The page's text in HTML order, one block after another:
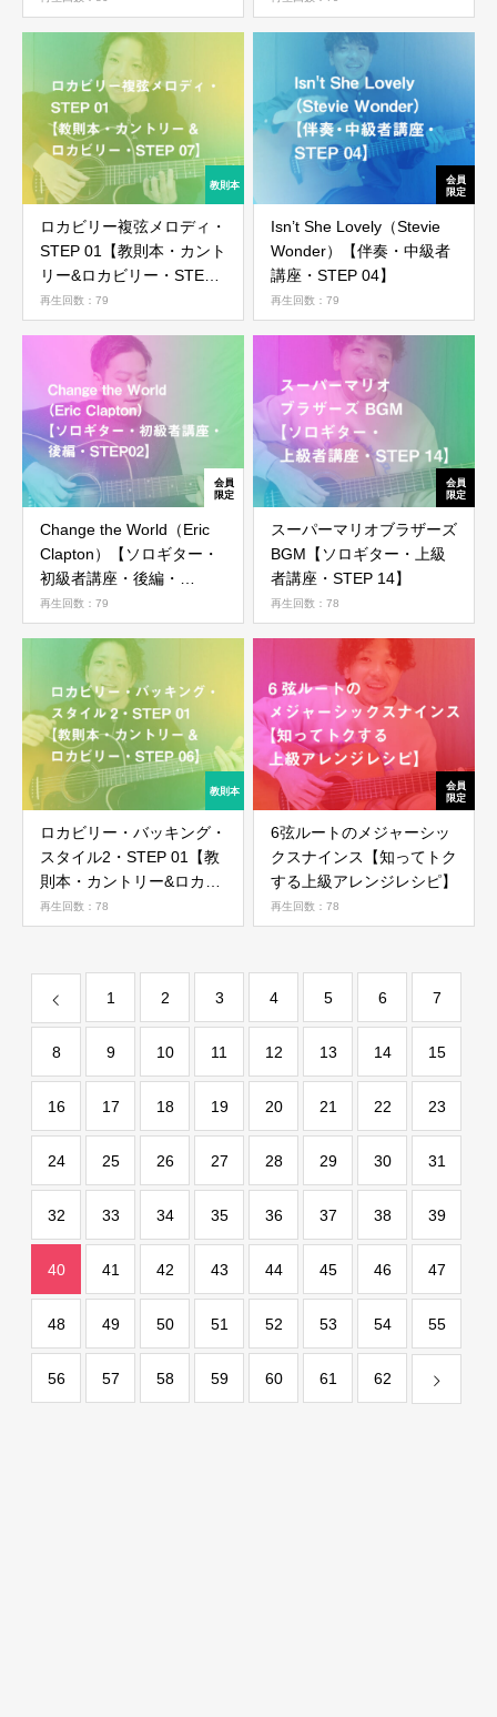
10】
ロカビリー複弦メロディ・
STEP 01【教則本・カント
リー&ロカビリー・STEP
07】
再生回数：79
Isn’t She Lovely（Stevie
Wonder）【伴奏・中級者
講座・STEP 04】
再生回数：79
Change the World（Eric
Clapton）【ソロギター・
初級者講座・後編・
STEP02】
再生回数：79
スーパーマリオブラザーズ
BGM【ソロギター・上級
者講座・STEP 14】
再生回数：78
ロカビリー・バッキング・
スタイル2・STEP 01【教
則本・カントリー&ロカビ
リー・STEP 06】
再生回数：78
6弦ルートのメジャーシッ
クスナインス【知ってトク
する上級アレンジレシピ】
再生回数：78
1 2 3 4 5 6 7
8 9 10 11 12 13 14 15
16 17 18 19 20 21 22 23
24 25 26 27 28 29 30 31
32 33 34 35 36 37 38 39
40 41 42 43 44 45 46 47
48 49 50 51 52 53 54 55
56 57 58 59 60 61 62
ログイン
パスワードを忘れた場合
会員ではない方は会員登録してください
新規会員登録